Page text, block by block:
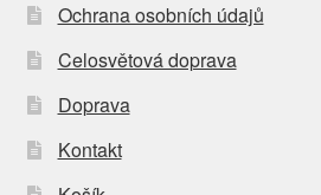
Ochrana osobních údajů
Celosvětová doprava
Doprava
Kontakt